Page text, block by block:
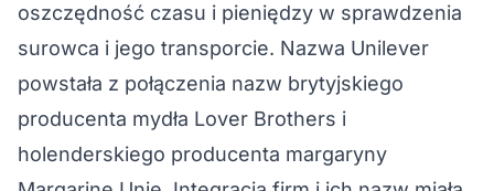
oszczędność czasu i pieniędzy w sprawdzenia
surowca i jego transporcie. Nazwa Unilever
powstała z połączenia nazw brytyjskiego
producenta mydła Lover Brothers i
holenderskiego producenta margaryny